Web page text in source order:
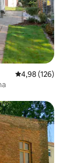
Priemerné
4,98 (126)